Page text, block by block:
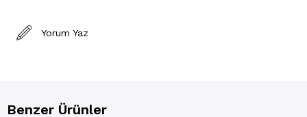
Yorum Yaz
Benzer Ürünler